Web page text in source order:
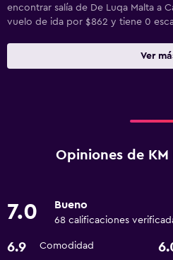
encontrar salía de De Luqa Malta a
vuelo de ida por $862 y tiene 0
Ver
Opiniones de KM
7.0 Bueno
68 calificaciones
6.9 Comodidad